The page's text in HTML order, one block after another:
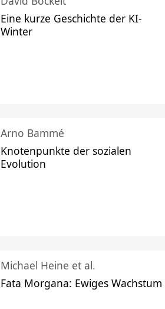
Eine kurze Geschichte der KI-
Winter
Arno Bammé
Knotenpunkte der sozialen
Evolution
Michael Heine et al.
Fata Morgana: Ewiges Wachstum